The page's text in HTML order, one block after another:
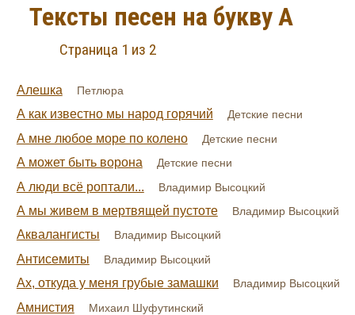
Тексты песен на букву А
Страница 1 из 2
Алешка Петлюра
А как известно мы народ горячий Детские песни
А мне любое море по колено Детские песни
А может быть ворона Детские песни
А люди всё роптали... Владимир Высоцкий
А мы живем в мертвящей пустоте Владимир Высоцкий
Аквалангисты Владимир Высоцкий
Антисемиты Владимир Высоцкий
Ах, откуда у меня грубые замашки Владимир Высоцкий
Амнистия Михаил Шуфутинский